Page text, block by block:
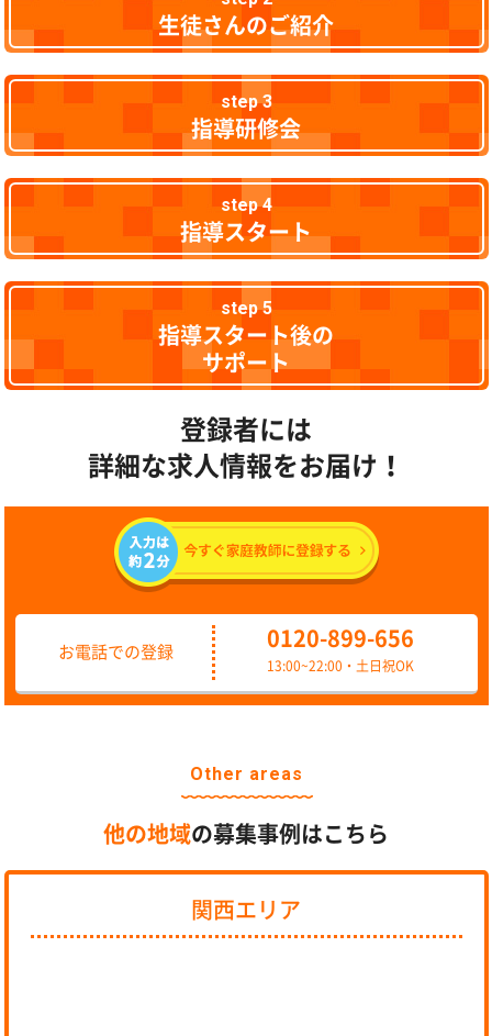
生徒さんのご紹介
step 3
指導研修会
step 4
指導スタート
step 5
指導スタート後の
サポート
登録者には
詳細な求人情報をお届け！
お電話での登録
0120-899-656
13:00~22:00・土日祝OK
Other areas
他の地域の募集事例はこちら
関西エリア